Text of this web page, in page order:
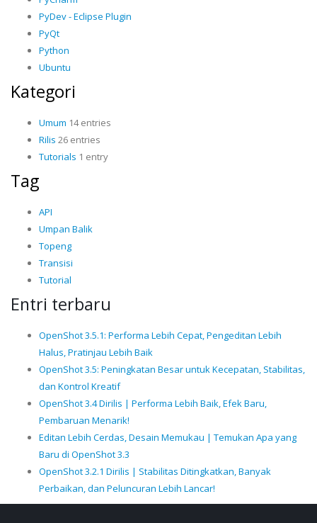
PyDev - Eclipse Plugin
PyQt
Python
Ubuntu
Kategori
Umum 14 entries
Rilis 26 entries
Tutorials 1 entry
Tag
API
Umpan Balik
Topeng
Transisi
Tutorial
Entri terbaru
OpenShot 3.5.1: Performa Lebih Cepat, Pengeditan Lebih
Halus, Pratinjau Lebih Baik
OpenShot 3.5: Peningkatan Besar untuk Kecepatan, Stabilitas,
dan Kontrol Kreatif
OpenShot 3.4 Dirilis | Performa Lebih Baik, Efek Baru,
Pembaruan Menarik!
Editan Lebih Cerdas, Desain Memukau | Temukan Apa yang
Baru di OpenShot 3.3
OpenShot 3.2.1 Dirilis | Stabilitas Ditingkatkan, Banyak
Perbaikan, dan Peluncuran Lebih Lancar!